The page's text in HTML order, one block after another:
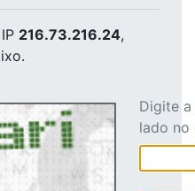
216.73.216.24,
Digite
lado no